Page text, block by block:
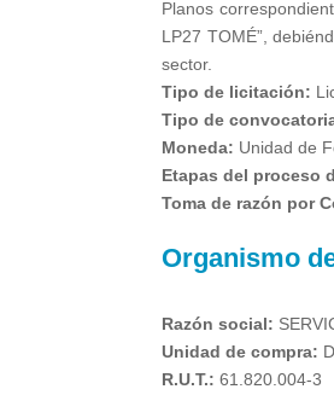
Planos
LP27 TOMÉ”,
sector.
Tipo de licitación:
Tipo de
Moneda: Unidad de
Etapas del proceso
Toma de razón por
Organismo
Razón social:
Unidad de compra:
R.U.T.:61.820.004-3